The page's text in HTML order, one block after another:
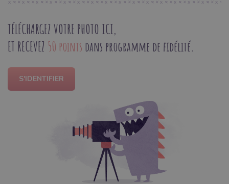
TÉLÉCHARGEZ VOTRE PHOTO ICI,
ET RECEVEZ 50 points dans programme de fidélité.
S'IDENTIFIER